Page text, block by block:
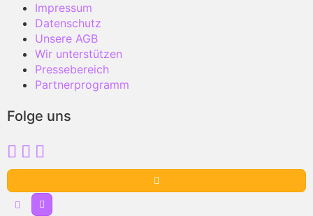
Impressum
Datenschutz
Unsere AGB
Wir unterstützen
Pressebereich
Partnerprogramm
Folge uns